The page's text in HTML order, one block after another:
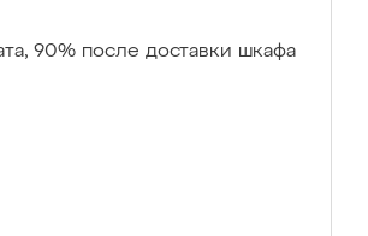
90% после доставки шкафа